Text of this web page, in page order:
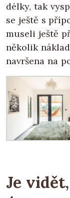
délky, tak
se ještě s
museli ještě
několik
navršena na
Je